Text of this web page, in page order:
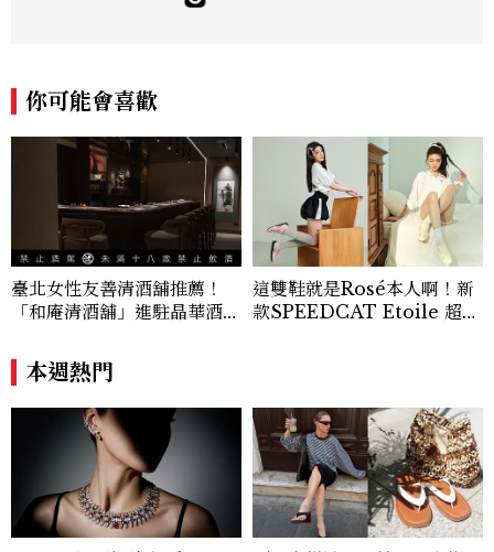
你可能會喜歡
臺北女性友善清酒舖推薦！
「和庵清酒舖」進駐晶華酒
180元起輕鬆微醺
這雙鞋就是Rosé本人啊！新
款SPEEDCAT Etoile 超級
本週熱門